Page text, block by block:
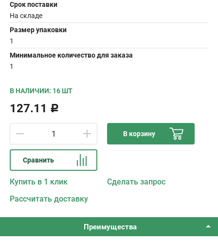
Срок поставки
На складе
Размер упаковки
1
Минимальное количество для заказа
1
В НАЛИЧИИ: 16 ШТ
127.11 Р
В корзину
Сравнить
Купить в 1 клик
Сделать запрос
Рассчитать доставку
Преимущества